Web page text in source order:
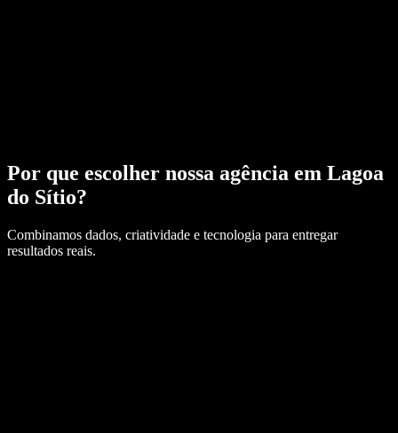
Por que escolher nossa agência em Lagoa
do Sítio?
Combinamos dados, criatividade e tecnologia para entregar
resultados reais.